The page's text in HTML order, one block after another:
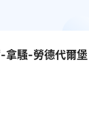
拿騷-勞德代爾堡